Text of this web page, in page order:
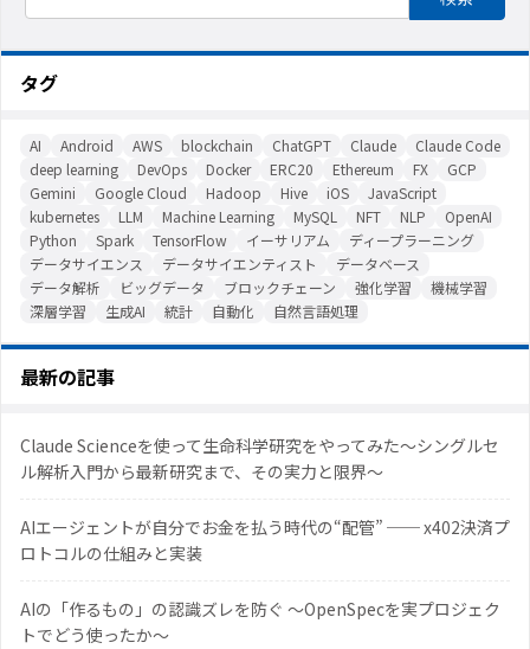
タグ
AI Android AWS blockchain ChatGPT Claude
Claude Code
deep learning
DevOps Docker ERC20 Ethereum FX
GCP
Gemini
Google Cloud Hadoop Hive iOS
JavaScript
kubernetes
LLM Machine Learning MySQL NFT NLP
OpenAI
Python
Spark TensorFlow イーサリアム
ディープラーニング
データサイエンス
データサイエンティスト
データベース
データ解析
ビッグデータ ブロックチェーン 強化学習
機械学習
深層学習
生成AI 統計 自動化 自然言語処理
最新の記事
Claude Scienceを使って生命科学研究をやってみた〜シングルセ
ル解析入門から最新研究まで、その実力と限界〜
AIエージェントが自分でお金を払う時代の“配管” ── x402決済プ
ロトコルの仕組みと実装
AIの「作るもの」の認識ズレを防ぐ 〜OpenSpecを実プロジェク
トでどう使ったか〜